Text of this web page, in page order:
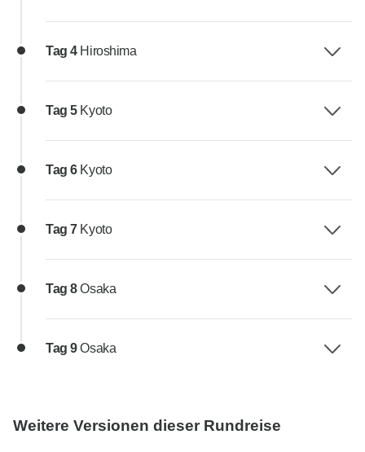
Tag 4 Hiroshima
Tag 5 Kyoto
Tag 6 Kyoto
Tag 7 Kyoto
Tag 8Osaka
Tag 9Osaka
Weitere Versionen dieser Rundreise